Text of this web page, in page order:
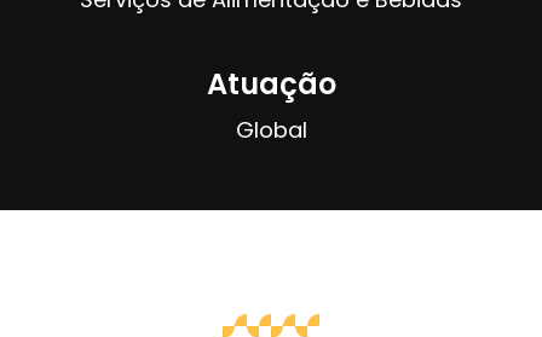
Atuação
Global